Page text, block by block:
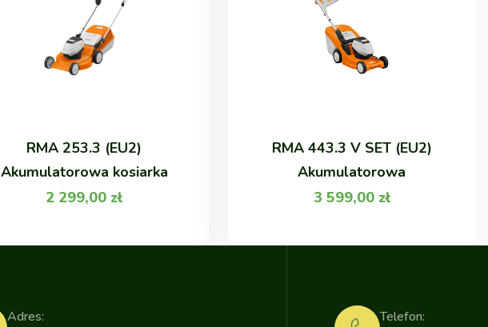
RMA 253.3 (EU2)
Akumulatorowa kosiarka
2 299,00 zł
RMA 443.3 V SET (EU2)
Akumulatorowa
3 599,00 zł
Adres: Telefon: